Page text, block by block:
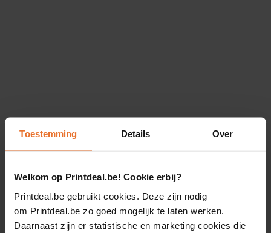
Toestemming Details Over
Welkom op Printdeal.be! Cookie erbij?
Printdeal.be gebruikt cookies. Deze zijn nodig
om Printdeal.be zo goed mogelijk te laten werken.
Daarnaast zijn er statistische en marketing cookies die